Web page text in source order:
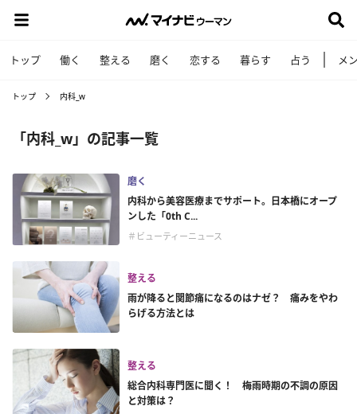
トップ 働く 整える 磨く 恋する 暮らす 占う メ
トップ 内科_w
「内科_w」の記事一覧
磨く
内科から美容医療までサポート。日本橋にオープ
ンした「0th C...
＃ビューティーニュース
整える
雨が降ると関節痛になるのはナゼ？ 痛みをやわ
らげる方法とは
整える
総合内科専門医に聞く！ 梅雨時期の不調の原因
と対策は？